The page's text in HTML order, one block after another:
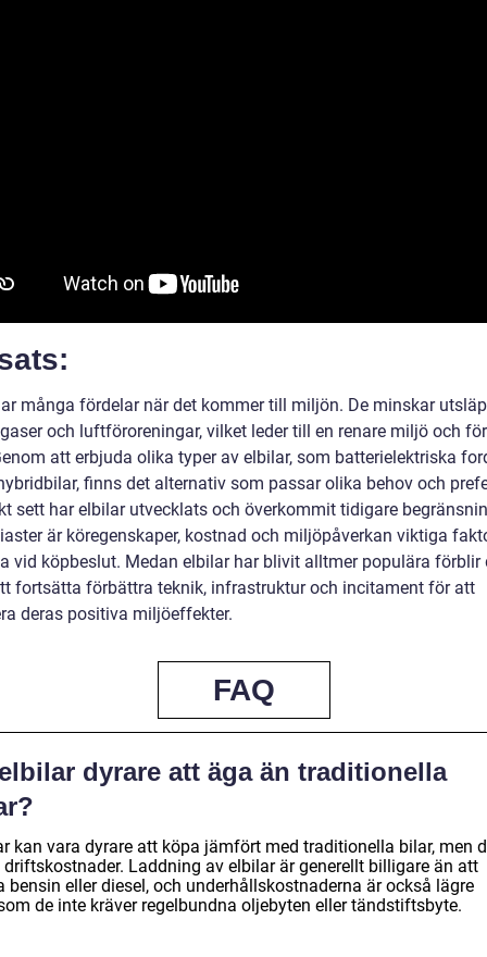
många fördelar när det kommer till miljön. De minskar
och luftföroreningar, vilket leder till en renare miljö och
att erbjuda olika typer av elbilar, som batterielektriska
finns det alternativ som passar olika behov och
sett har elbilar utvecklats och överkommit tidigare
är köregenskaper, kostnad och miljöpåverkan viktiga
vid köpbeslut. Medan elbilar har blivit alltmer populära förblir
fortsätta förbättra teknik, infrastruktur och incitament för att
deras positiva miljöeffekter.
FAQ
dyrare att äga än traditionella
kan vara dyrare att köpa jämfört med traditionella bilar, men
driftskostnader. Laddning av elbilar är generellt billigare än att
bensin eller diesel, och underhållskostnaderna är också lägre
de inte kräver regelbundna oljebyten eller tändstiftsbyte.